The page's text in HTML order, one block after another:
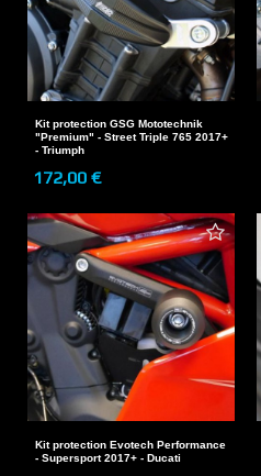
Kit protection GSG Mototechnik
"Premium" - Street Triple 765 2017+
- Triumph
172,00 €
Kit protection Evotech Performance
- Supersport 2017+ - Ducati